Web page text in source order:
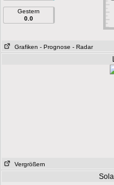
Gestern
0.0
Grafiken - Prognose - Radar
Vergrößern